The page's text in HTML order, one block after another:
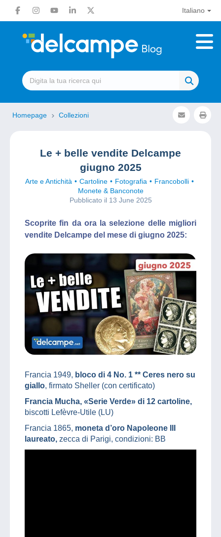
Italiano
Homepage Collezioni
Le + belle vendite Delcampe
giugno 2025
Arte e Antichità Cartoline Fotografia
Francobolli
Monete & Banconote
Pubblicato il 13 June 2025
Scoprite fin da ora la selezione delle migliori
vendite Delcampe del mese di giugno 2025:
Francia 1949, bloco di 4 No. 1 ** Ceres nero su
giallo, firmato Sheller (con certificato)
Francia Mucha, «Serie Verde» di 12 cartoline,
biscotti Lefèvre-Utile (LU)
Francia 1865, moneta d’oro Napoleone III
laureato, zecca di Parigi, condizioni: BB